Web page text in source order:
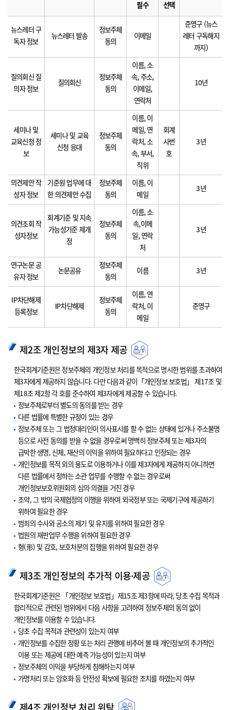
필수
선택
뉴스레터 구
독자 정보
뉴스레터 발송
정보주체
동의
이메일
준영구 (뉴스
레터 구독해지
까지)
질의회신 질
의자 정보
질의회신
정보주체
동의
이름, 소
속, 주소,
이메일,
연락처
10년
세미나 및
교육신청 정
보
세미나 및 교육
신청 응대
정보주체
동의
이름, 이
메일, 연
락처, 소
속, 부서,
직위
회계
사번
호
3년
의견제안 작
성자 정보
기준원 업무에 대
한 의견제안 수집
정보주체
동의
이름, 이
메일
3년
의견조회 작
성자정보
회계기준 및 지속
가능성기준 제개
정
정보주체
동의
이름, 소
속,이메
일, 연락
처
3년
연구논문 공
유자 정보
논문공유
정보주체
동의
이름 3년
IP차단해제
등록정보
IP차단해제
정보주체
동의
이름, 연
락처, 이
메일
준영구
제2조 개인정보의 제3자 제공
한국회계기준원은 정보주체의 개인정보 처리를 목적으로 명시한 범위를 초과하여
제3자에게 제공하지 않습니다. 다만 다음과 같이「개인정보 보호법」 제17조 및
제18조 제2항 각 호를 준수하여 제3자에게 제공할 수 있습니다.
정보주체로부터 별도의 동의를 받는 경우
다른 법률에 특별한 규정이 있는 경우
정보주체 또는 그 법정대리인이 의사표시를 할 수 없는 상태에 있거나 주소불명
등으로 사전 동의를 받을 수 없을 경우로써 명백히 정보주체 또는 제3자의
급박한 생명, 신체, 재산의 이익을 위하여 필요하다고 인정되는 경우
개인정보를 목적 외의 용도로 이용하거나 이를 제3자에게 제공하지 아니하면
다른 법률에서 정하는 소관 업무를 수행할 수 없는 경우로써
개인정보보호위원회의 심의·의결을 거친 경우
조약, 그 밖의 국제협정의 이행을 위하여 외국정부 또는 국제기구에 제공하기
위하여 필요한 경우
범죄의 수사와 공소의 제기 및 유지를 위하여 필요한 경우
법원의 재판업무 수행을 위하여 필요한 경우
형(形) 및 감호, 보호처분의 집행을 위하여 필요한 경우
제3조 개인정보의 추가적 이용·제공
한국회계기준원은 「개인정보 보호법」제15조 제3항에 따라, 당초 수집 목적과
합리적으로 관련된 범위에서 다음 사항을 고려하여 정보주체의 동의 없이
개인정보를 이용할 수 있습니다.
당초 수집 목적과 관련성이 있는지 여부
개인정보를 수집한 정황 또는 처리 관행에 비추어 볼 때 개인정보의 추가적인
이용 또는 제공에 대한 예측 가능성이 있는지 여부
정보주체의 이익을 부당하게 침해하는지 여부
가명처리 또는 암호화 등 안전성 확보에 필요한 조치를 하였는지 여부